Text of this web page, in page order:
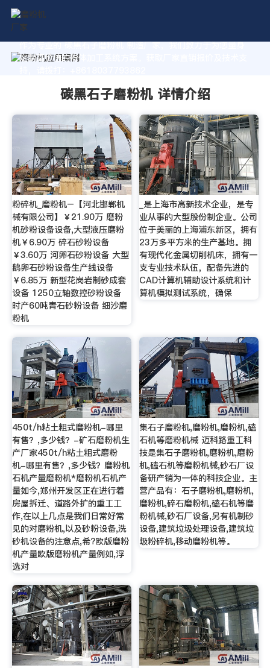
作为专业的 碳黑石子磨粉机 制造厂家，我们致力于为您量身
定制高价值的粉体加工系统方案。获取厂家直销报价及技术支
碳黑石子磨粉机 详情介绍
粉碎机_磨粉机–【河北邯郸机
械有限公司】￥21.90万 磨粉
机砂粉设备设备,大型液压磨粉
机￥6.90万 碎石砂粉设备
￥3.60万 河卵石砂粉设备 大型
鹅卵石砂粉设备生产线设备
￥6.85万 新型花岗岩制砂成套
设备 1250立轴数控砂粉设备
时产60吨青石砂粉设备 细沙磨
粉机
_是上海市高新技术企业，是专
业从事的大型股份制企业。公司
位于美丽的上海浦东新区，拥有
23万多平方米的生产基地。拥
有现代化金属切削机床，拥有一
支专业技术队伍，配备先进的
CAD计算机辅助设计系统和计
算机模拟测试系统，确保
450t/h粘土粗式磨粉机-哪里
有售？,多少钱？-矿石磨粉机生
产厂家450t/h粘土粗式磨粉
机-哪里有售？,多少钱？磨粉机
石机产量磨粉机*磨粉机石机产
量如今,郑州开发区正在进行着
房屋拆迁、道路外扩的重工工
作,在以上几点是我们日常好常
见的对磨粉机,以及砂粉设备,洗
砂机设备的注意点,希?欧版磨粉
机产量欧版磨粉机产量例如,浮
选对
集石子磨粉机,磨粉机,磨粉机,磕
石机等磨粉机械 迈科路重工科
技是集石子磨粉机,磨粉机,磨粉
机,磕石机等磨粉机械,砂石厂设
备研产销为一体的科技企业。主
营产品有：石子磨粉机,磨粉机,
磨粉机,碎石磨粉机,磕石机等磨
粉机械,砂石厂设备,另有机制砂
设备,建筑垃圾处理设备,建筑垃
圾粉碎机,移动磨粉机等。